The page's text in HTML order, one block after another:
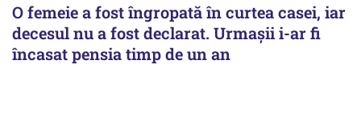
O femeie a fost îngropată în curtea casei, iar
decesul nu a fost declarat. Urmașii i-ar fi
încasat pensia timp de un an